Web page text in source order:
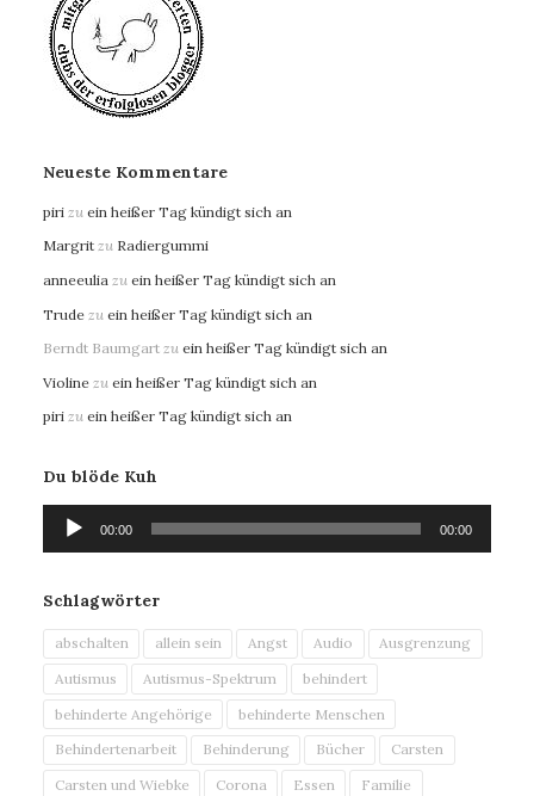
Neueste Kommentare
piri zu ein heißer Tag kündigt sich an
Margrit zu Radiergummi
anneeulia zu ein heißer Tag kündigt sich an
Trude zu ein heißer Tag kündigt sich an
Berndt Baumgart zu ein heißer Tag kündigt sich an
Violine zu ein heißer Tag kündigt sich an
piri zu ein heißer Tag kündigt sich an
Du blöde Kuh
Audio-
Player
00:00 00:00
Schlagwörter
abschalten allein sein Angst Audio
Ausgrenzung
Autismus
Autismus-Spektrum
behindert
behinderte Angehörige
behinderte Menschen
Behindertenarbeit
Behinderung Bücher
Carsten
Carsten und Wiebke
Corona Essen Familie